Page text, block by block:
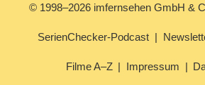
© 1998–2026 imfernsehen GmbH &
SerienChecker-Podcast
Filme A–Z Impressum